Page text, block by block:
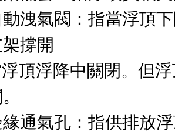
洩氣閥：指當浮頂
撐開
浮降中關閉。但浮
通氣孔：指供排放